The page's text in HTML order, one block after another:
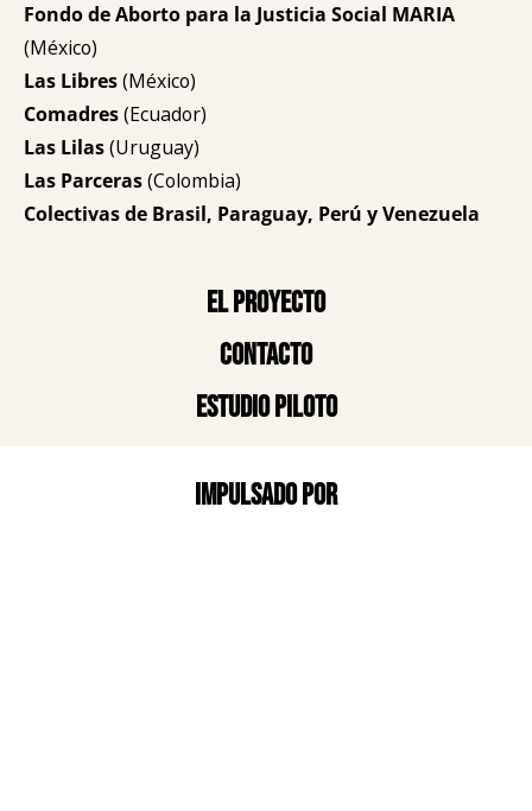
Fondo de Aborto para la Justicia Social MARIA
(México)
Las Libres(México)
Comadres(Ecuador)
Las Lilas(Uruguay)
Las Parceras(Colombia)
Colectivas de Brasil, Paraguay, Perú y Venezuela
El proyecto
Contacto
Estudio piloto
Impulsado por